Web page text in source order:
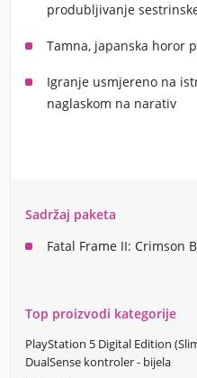
produbljivanje
Tamna, japanska horor
Igranje usmjereno na
naglaskom na narativ
Sadržaj paketa
Fatal Frame II: Crimson
Top proizvodi kategorije
PlayStation 5 Digital Edition
DualSense kontroler - bijela